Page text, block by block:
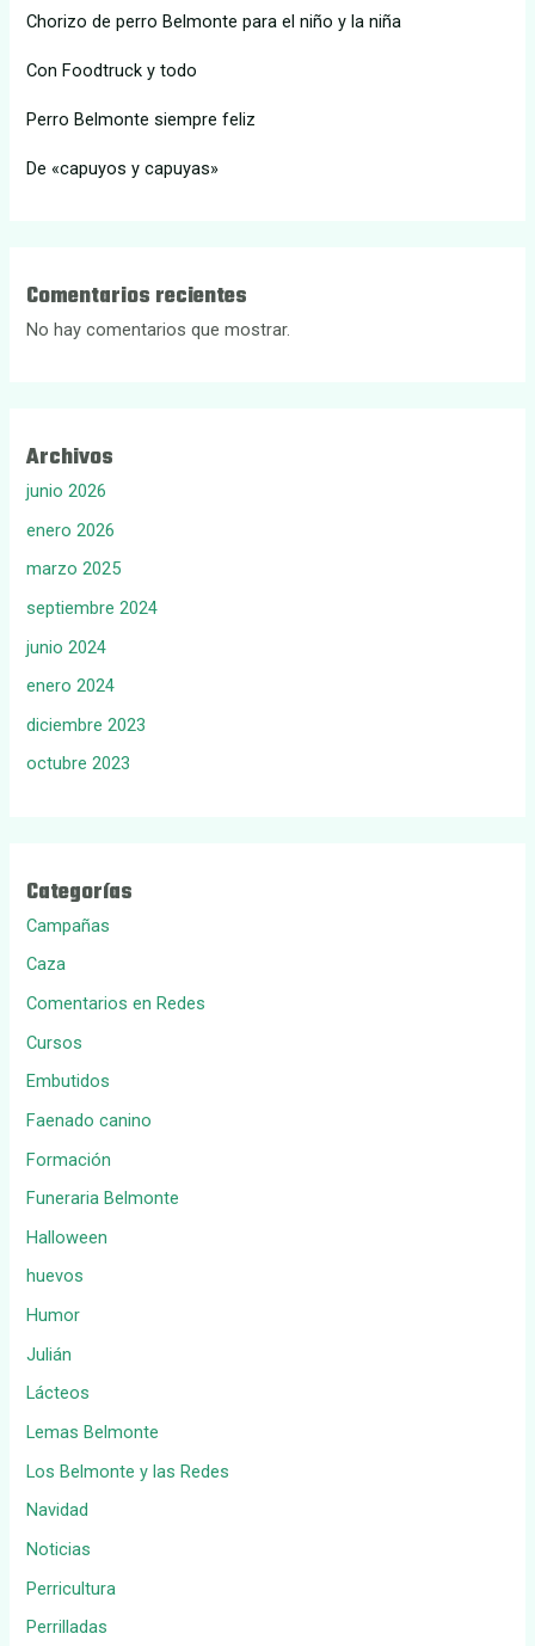
Chorizo de perro Belmonte para el niño y la niña
Con Foodtruck y todo
Perro Belmonte siempre feliz
De «capuyos y capuyas»
Comentarios recientes
No hay comentarios que mostrar.
Archivos
junio 2026
enero 2026
marzo 2025
septiembre 2024
junio 2024
enero 2024
diciembre 2023
octubre 2023
Categorías
Campañas
Caza
Comentarios en Redes
Cursos
Embutidos
Faenado canino
Formación
Funeraria Belmonte
Halloween
huevos
Humor
Julián
Lácteos
Lemas Belmonte
Los Belmonte y las Redes
Navidad
Noticias
Perricultura
Perrilladas